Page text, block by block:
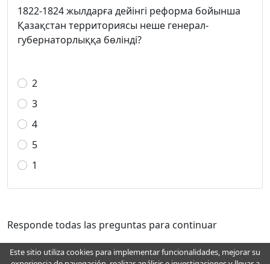
1822-1824 жылдарға дейінгі реформа бойынша
Қазақстан территориясы неше генерал-
губернаторлыққа бөлінді?
2
3
4
5
1
Responde todas las preguntas para continuar
Este sitio utiliza cookies para implementar funcionalidades, mejorar su